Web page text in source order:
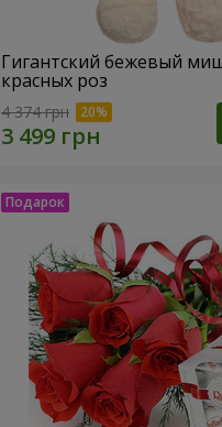
Гигантский бежевый
красных роз
4 374 грн